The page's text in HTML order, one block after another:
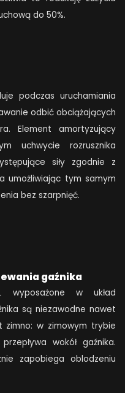
do 50%.
podczas uruchamiania
odbić obciążających
Element amortyzujący
uchwycie rozrusznika
siły zgodnie z
umożliwiając tym samym
bez szarpnięć.
gaźnika
wyposażone w układ
są niezawodne nawet
w zimowym trybie
wokół gaźnika.
zapobiega oblodzeniu